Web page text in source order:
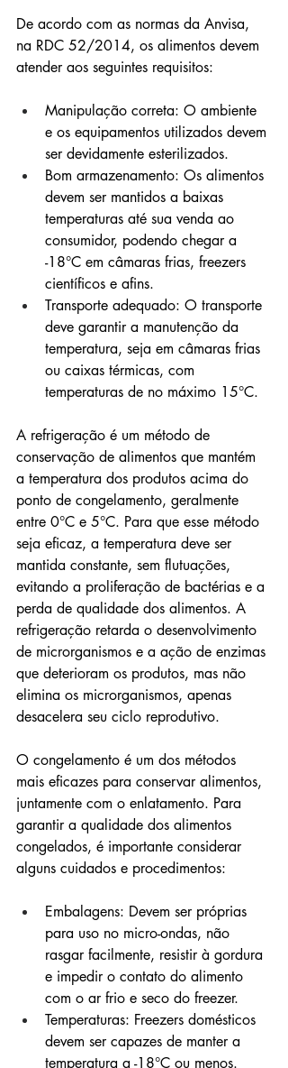
De acordo com as normas da Anvisa,
na RDC 52/2014, os alimentos devem
atender aos seguintes requisitos:
Manipulação correta: O ambiente
e os equipamentos utilizados devem
ser devidamente esterilizados.
Bom armazenamento: Os alimentos
devem ser mantidos a baixas
temperaturas até sua venda ao
consumidor, podendo chegar a
-18°C em câmaras frias, freezers
científicos e afins.
Transporte adequado: O transporte
deve garantir a manutenção da
temperatura, seja em câmaras frias
ou caixas térmicas, com
temperaturas de no máximo 15°C.
A refrigeração é um método de
conservação de alimentos que mantém
a temperatura dos produtos acima do
ponto de congelamento, geralmente
entre 0°C e 5°C. Para que esse método
seja eficaz, a temperatura deve ser
mantida constante, sem flutuações,
evitando a proliferação de bactérias e a
perda de qualidade dos alimentos. A
refrigeração retarda o desenvolvimento
de microrganismos e a ação de enzimas
que deterioram os produtos, mas não
elimina os microrganismos, apenas
desacelera seu ciclo reprodutivo.
O congelamento é um dos métodos
mais eficazes para conservar alimentos,
juntamente com o enlatamento. Para
garantir a qualidade dos alimentos
congelados, é importante considerar
alguns cuidados e procedimentos:
Embalagens: Devem ser próprias
para uso no micro-ondas, não
rasgar facilmente, resistir à gordura
e impedir o contato do alimento
com o ar frio e seco do freezer.
Temperaturas: Freezers domésticos
devem ser capazes de manter a
temperatura a -18°C ou menos.